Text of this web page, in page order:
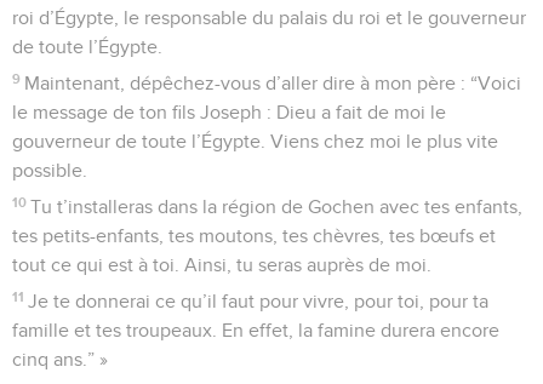
roi d’Égypte, le responsable du palais du roi et le gouverneur
de toute l’Égypte.
9 Maintenant, dépêchez-vous d’aller dire à mon père : “Voici
le message de ton fils Joseph : Dieu a fait de moi le
gouverneur de toute l’Égypte. Viens chez moi le plus vite
possible.
10 Tu t’installeras dans la région de Gochen avec tes enfants,
tes petits-enfants, tes moutons, tes chèvres, tes bœufs et
tout ce qui est à toi. Ainsi, tu seras auprès de moi.
11 Je te donnerai ce qu’il faut pour vivre, pour toi, pour ta
famille et tes troupeaux. En effet, la famine durera encore
cinq ans.” »